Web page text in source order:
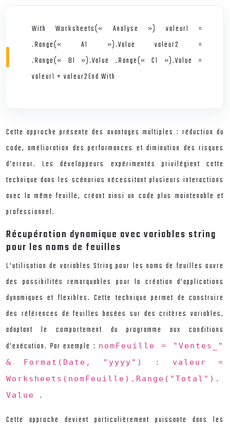
With Worksheets(« Analyse ») valeur1 =
.Range(« A1 »).Value valeur2 =
.Range(« B1 »).Value .Range(« C1 »).Value =
valeur1 + valeur2End With
Cette approche présente des avantages multiples : réduction du
code, amélioration des performances et diminution des risques
d’erreur. Les développeurs expérimentés privilégient cette
technique dans les scénarios nécessitant plusieurs interactions
avec la même feuille, créant ainsi un code plus maintenable et
professionnel.
Récupération dynamique avec variables string
pour les noms de feuilles
L’utilisation de variables String pour les noms de feuilles ouvre
des possibilités remarquables pour la création d’applications
dynamiques et flexibles. Cette technique permet de construire
des références de feuilles basées sur des critères variables,
adaptant le comportement du programme aux conditions
d’exécution. Par exemple : nomFeuille = "Ventes_"
& Format(Date, "yyyy") : valeur =
Worksheets(nomFeuille).Range("Total").
Value .
Cette approche devient particulièrement puissante dans les